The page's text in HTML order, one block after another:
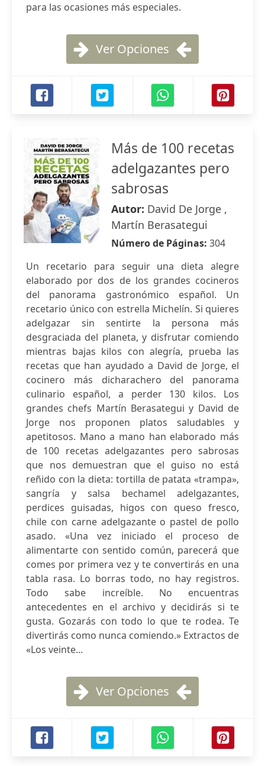
para las ocasiones más especiales.
Ver Opciones
Más de 100 recetas
adelgazantes pero
sabrosas
Autor: David De Jorge ,
Martín Berasategui
Número de Páginas: 304
Un recetario para seguir una dieta alegre
elaborado por dos de los grandes cocineros
del panorama gastronómico español. Un
recetario único con estrella Michelín. Si quieres
adelgazar sin sentirte la persona más
desgraciada del planeta, y disfrutar comiendo
mientras bajas kilos con alegría, prueba las
recetas que han ayudado a David de Jorge, el
cocinero más dicharachero del panorama
culinario español, a perder 130 kilos. Los
grandes chefs Martín Berasategui y David de
Jorge nos proponen platos saludables y
apetitosos. Mano a mano han elaborado más
de 100 recetas adelgazantes pero sabrosas
que nos demuestran que el guiso no está
reñido con la dieta: tortilla de patata «trampa»,
sangría y salsa bechamel adelgazantes,
perdices guisadas, higos con queso fresco,
chile con carne adelgazante o pastel de pollo
asado. «Una vez iniciado el proceso de
alimentarte con sentido común, parecerá que
comes por primera vez y te convertirás en una
tabla rasa. Lo borras todo, no hay registros.
Todo sabe increíble. No encuentras
antecedentes en el archivo y decidirás si te
gusta. Gozarás con todo lo que te rodea. Te
divertirás como nunca comiendo.» Extractos de
«Los veinte...
Ver Opciones